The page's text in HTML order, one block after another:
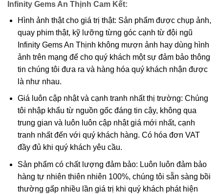
Infinity Gems An Thịnh Cam Kết:
Hình ảnh thật cho giá trị thật: Sản phẩm được chụp ảnh,
quay phim thật, kỹ lưỡng từng góc cạnh từ đội ngũ
Infinity Gems An Thịnh không mượn ảnh hay dùng hình
ảnh trên mạng để cho quý khách một sự đảm bảo thông
tin chúng tôi đưa ra và hàng hóa quý khách nhận được
là như nhau.
Giá luôn cập nhật và cạnh tranh nhất thị trường: Chúng
tôi nhập khẩu từ nguồn gốc đáng tin cậy, không qua
trung gian và luôn luôn cập nhật giá mới nhất, cạnh
tranh nhất đến với quý khách hàng. Có hóa đơn VAT
đầy đủ khi quý khách yêu cầu.
Sản phẩm có chất lượng đảm bảo: Luôn luôn đảm bảo
hàng tự nhiên thiên nhiên 100%, chúng tôi sẵn sàng bồi
thường gấp nhiều lần giá trị khi quý khách phát hiện